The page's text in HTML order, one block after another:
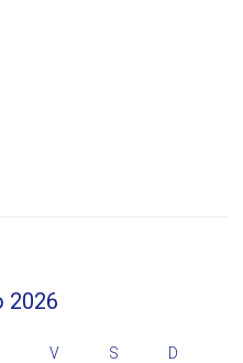
2026
V S D